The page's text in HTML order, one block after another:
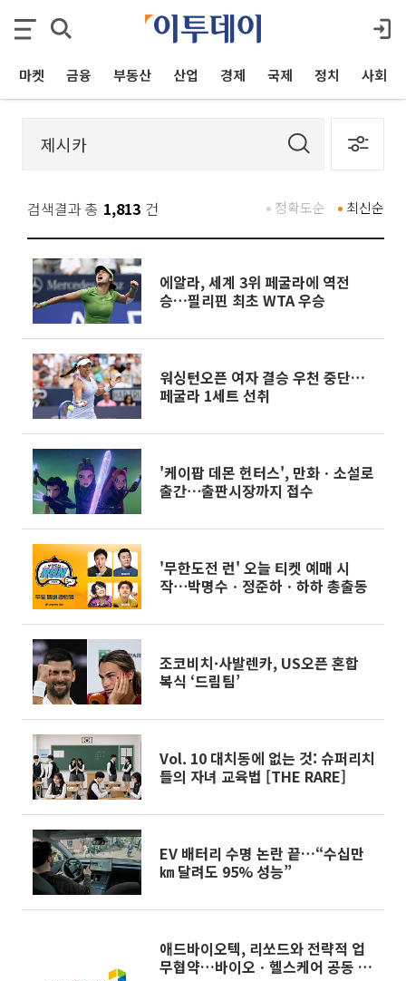
마켓 금융 부동산 산업 경제 국제 정치 사회
검색결과 총 1,813 건 최신순
정확도순
에알라, 세계 3위 페굴라에 역전
승…필리핀 최초 WTA 우승
워싱턴오픈 여자 결승 우천 중단…
페굴라 1세트 선취
'케이팝 데몬 헌터스', 만화ㆍ소설로
출간⋯출판시장까지 접수
'무한도전 런' 오늘 티켓 예매 시
작⋯박명수ㆍ정준하ㆍ하하 총출동
조코비치·사발렌카, US오픈 혼합
복식 ‘드림팀’
Vol. 10 대치동에 없는 것: 슈퍼리치
들의 자녀 교육법 [THE RARE]
EV 배터리 수명 논란 끝…“수십만
㎞ 달려도 95% 성능”
애드바이오텍, 리쏘드와 전략적 업
무협약…바이오ㆍ헬스케어 공동 사